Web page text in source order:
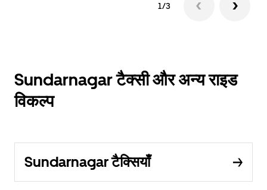
1/3
Sundarnagar टैक्सी और अन्य राइड
विकल्प
Sundarnagar टैक्सियाँ